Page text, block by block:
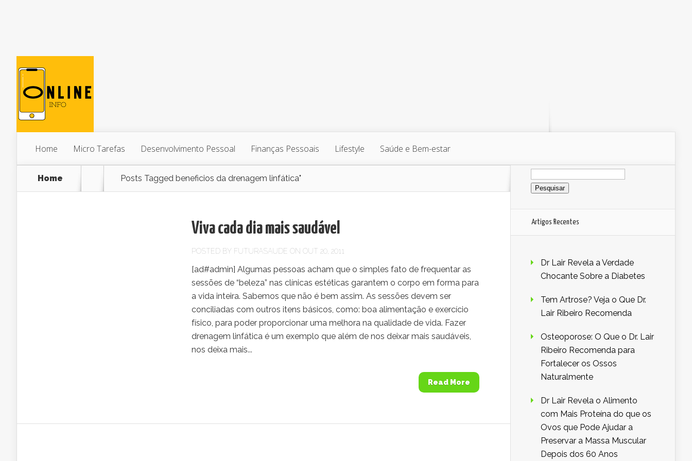
Home Micro Tarefas Desenvolvimento Pessoal Finanças Pessoais Lifestyle Saúde e Bem-estar
Home Posts Tagged beneficios da drenagem linfática"
Viva cada dia mais saudável
POSTED BY FUTURASAUDE ON OUT 20, 2011
[ad#admin] Algumas pessoas acham que o simples fato de frequentar as
sessões de “beleza” nas clínicas estéticas garantem o corpo em forma para
a vida inteira. Sabemos que não é bem assim. As sessões devem ser
conciliadas com outros itens básicos, como: boa alimentação e exercício
físico, para poder proporcionar uma melhora na qualidade de vida. Fazer
drenagem linfática é um exemplo que além de nos deixar mais saudáveis,
nos deixa mais...
Read More
Pesquisar
por:
Artigos Recentes
Dr Lair Revela a Verdade
Chocante Sobre a Diabetes
Tem Artrose? Veja o Que Dr.
Lair Ribeiro Recomenda
Osteoporose: O Que o Dr. Lair
Ribeiro Recomenda para
Fortalecer os Ossos
Naturalmente
Dr Lair Revela o Alimento
com Mais Proteína do que os
Ovos que Pode Ajudar a
Preservar a Massa Muscular
Depois dos 60 Anos